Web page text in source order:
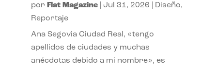
por Flat Magazine| Jul 31, 2026 Diseño,
Reportaje
Ana Segovia Ciudad Real, «tengo
apellidos de ciudades y muchas
anécdotas debido a mi nombre», es